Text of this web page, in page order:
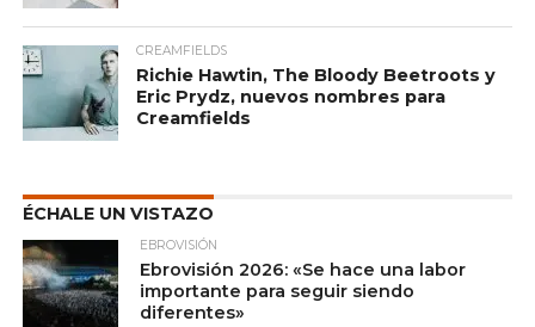
CREAMFIELDS
Richie Hawtin, The Bloody Beetroots y
Eric Prydz, nuevos nombres para
Creamfields
ÉCHALE UN VISTAZO
EBROVISIÓN
Ebrovisión 2026: «Se hace una labor
importante para seguir siendo
diferentes»